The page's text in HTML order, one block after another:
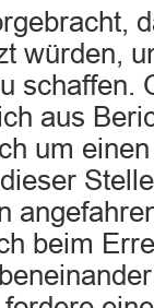
würden,
schaffen.
aus
um
beim